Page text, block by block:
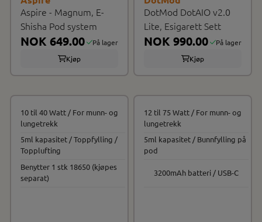
Aspire - Magnum, E-
Shisha Pod system
NOK 649.00
På lager
Kjøp
DotMod DotAIO v2.0
Lite, Esigarett Sett
NOK 990.00
På lager
Kjøp
10 til 40 Watt / For munn- og
lungetrekk
5ml kapasitet / Toppfylling /
Topplufting
Benytter 1 stk 18650 (kjøpes
separat)
12 til 75 Watt / For munn- og
lungetrekk
5ml kapasitet / Bunnfylling på
pod
3200mAh batteri / USB-C